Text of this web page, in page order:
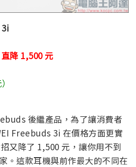
降 1,500 元
後繼產品，為了讓消費者
Freebuds 3i 在價格方面更實
又降了 1,500 元，讓你用不到
。這款耳機與前作最大的不同在